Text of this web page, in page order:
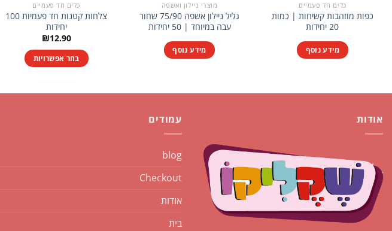
כלים חד פעמיים
כפות מוזהבות קשיחות | כמות
20 יחידות
מידע נוסף
מוצרי ניילון ואשפה
גליל ניילון אשפה 75/90 שחור
עבה במיוחד | 50 יחידות
מידע נוסף
כלים חד פעמיים
צלחות קטנות חד פעמיות 100
יחידות
₪12.90
בחר אפשרויות
אודות עמודים
blog
Checkout
אודות
בית